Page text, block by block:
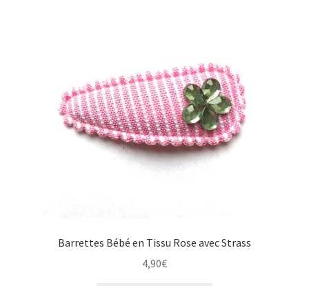
Barrettes Bébé en Tissu Rose avec Strass
4,90€